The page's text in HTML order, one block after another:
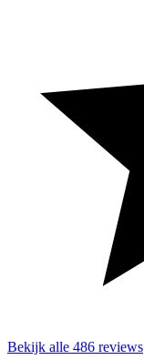
Bekijk alle 486 reviews